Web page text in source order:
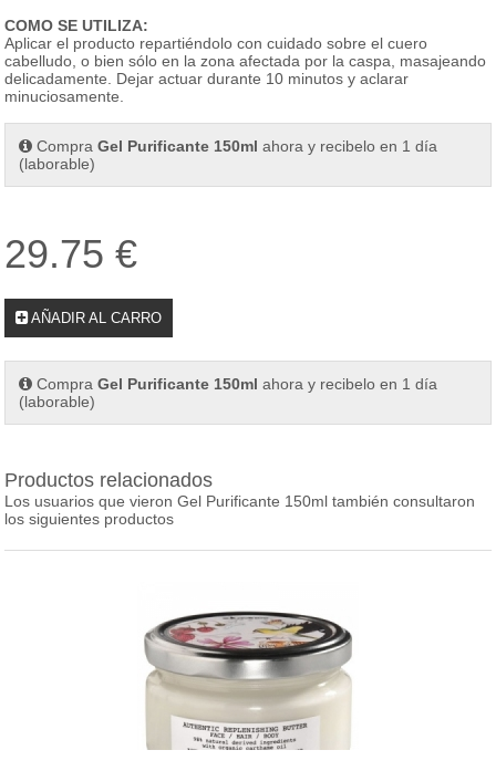
COMO SE UTILIZA:
Aplicar el producto repartiéndolo con cuidado sobre el cuero
cabelludo, o bien sólo en la zona afectada por la caspa, masajeando
delicadamente. Dejar actuar durante 10 minutos y aclarar
minuciosamente.
CompraGel Purificante 150ml ahora y recibelo en 1 día
(laborable)
29.75 €
AÑADIR AL CARRO
CompraGel Purificante 150ml ahora y recibelo en 1 día
(laborable)
Productos relacionados
Los usuarios que vieron Gel Purificante 150ml también consultaron
los siguientes productos